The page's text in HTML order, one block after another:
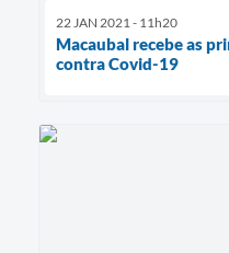
22 JAN 2021 - 11h20
Macaubal recebe as
contra Covid-19